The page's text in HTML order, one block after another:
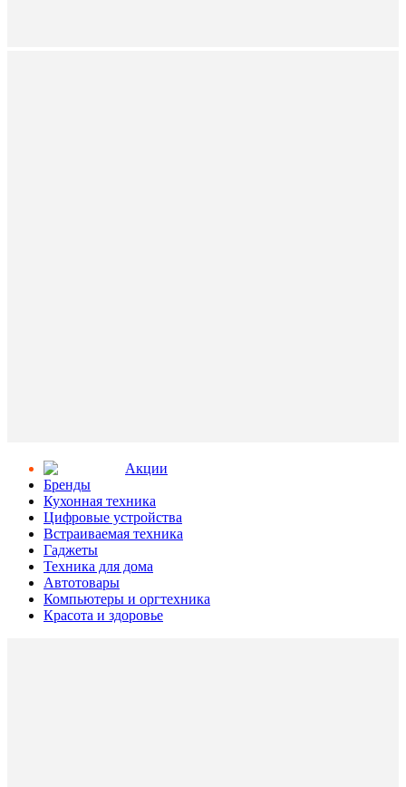
Aкции
Бренды
Кухонная техника
Цифровые устройства
Встраиваемая техника
Гаджеты
Техника для дома
Автотовары
Компьютеры и оргтехника
Красота и здоровье